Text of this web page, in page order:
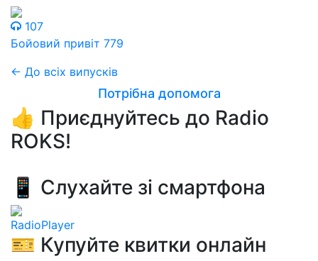
107
Бойовий привіт 779
← До всіх випусків
Потрібна допомога
👍 Приєднуйтесь до Radio
ROKS!
📱 Слухайте зі смартфона
RadioPlayer
🎫 Купуйте квитки онлайн